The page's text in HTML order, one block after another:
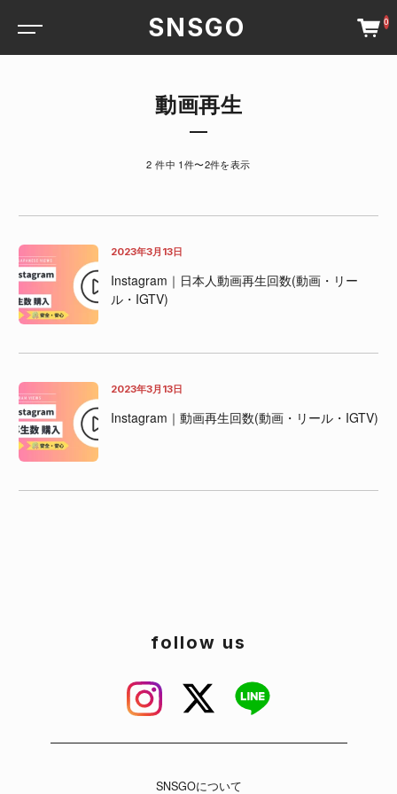
SNSGO 0
動画再生
2 件中 1件〜2件を表示
2023年3月13日
Instagram｜日本人動画再生回数(動画・リー
ル・IGTV)
2023年3月13日
Instagram｜動画再生回数(動画・リール・IGTV)
follow us
SNSGOについて